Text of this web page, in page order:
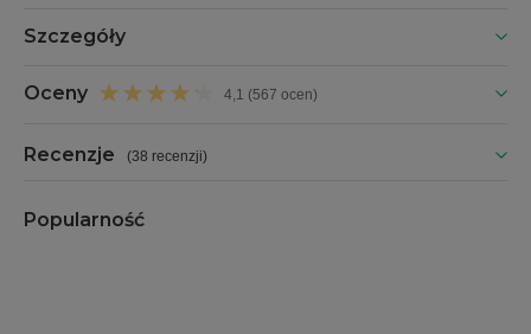
Szczegóły
Oceny 4,1 (567 ocen)
Recenzje (38 recenzji)
Popularność